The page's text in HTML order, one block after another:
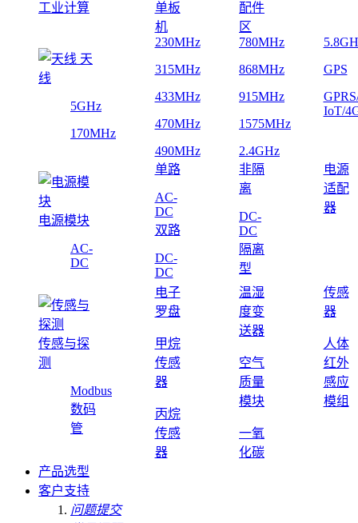
工业计算
单板
机
配件
区
天
线
5GHz
170MHz
230MHz
315MHz
433MHz
470MHz
490MHz
780MHz
868MHz
915MHz
1575MHz
2.4GHz
GPS
IoT/
电源模块
AC-
DC
单路
AC-
DC
双路
DC-
DC
非隔
离
DC-
DC
隔离
型
电源
适配
器
传感与探
测
Modbus
数码
管
电子
罗盘
甲烷
传感
器
丙烷
传感
器
温湿
度变
送器
空气
质量
模块
一氧
化碳
传感
器
人体
红外
感应
模组
产品选型
客户支持
问题提交